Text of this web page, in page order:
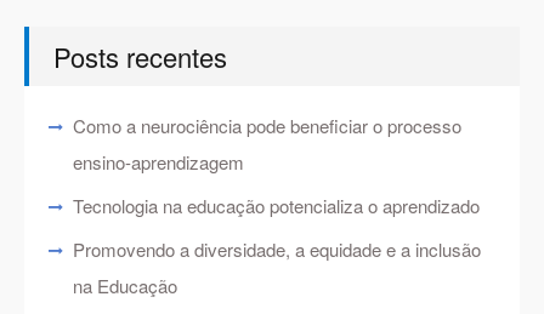
Posts recentes
Como a neurociência pode beneficiar o processo
ensino-aprendizagem
Tecnologia na educação potencializa o aprendizado
Promovendo a diversidade, a equidade e a inclusão
na Educação